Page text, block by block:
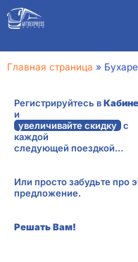
Главная страница »
Регистрируйтесь в
и
увеличивайте скидкус
каждой
следующей поездкой…
Или просто забудьте про
предложение.
Решать Вам!